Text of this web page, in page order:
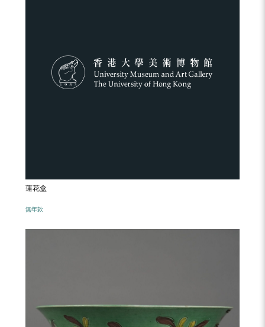
蓮花盒
無年款